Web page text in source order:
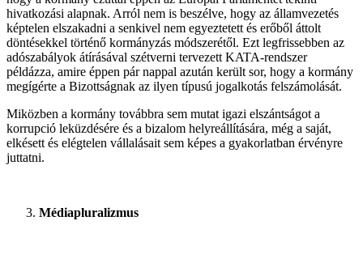
hivatkozási alapnak. Arról nem is beszélve, hogy az államvezetés
képtelen elszakadni a senkivel nem egyeztetett és erőből áttolt
döntésekkel történő kormányzás módszerétől. Ezt legfrissebben az
adószabályok átírásával szétverni tervezett KATA-rendszer
példázza, amire éppen pár nappal azután került sor, hogy a kormány
megígérte a Bizottságnak az ilyen típusú jogalkotás felszámolását.
Miközben a kormány továbbra sem mutat igazi elszántságot a
korrupció leküzdésére és a bizalom helyreállítására, még a saját,
elkésett és elégtelen vállalásait sem képes a gyakorlatban érvényre
juttatni.
Médiapluralizmus